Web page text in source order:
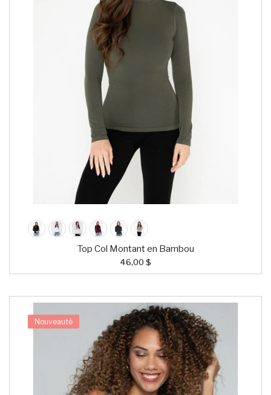
Top Col Montant en Bambou
46,00 $
Nouveauté